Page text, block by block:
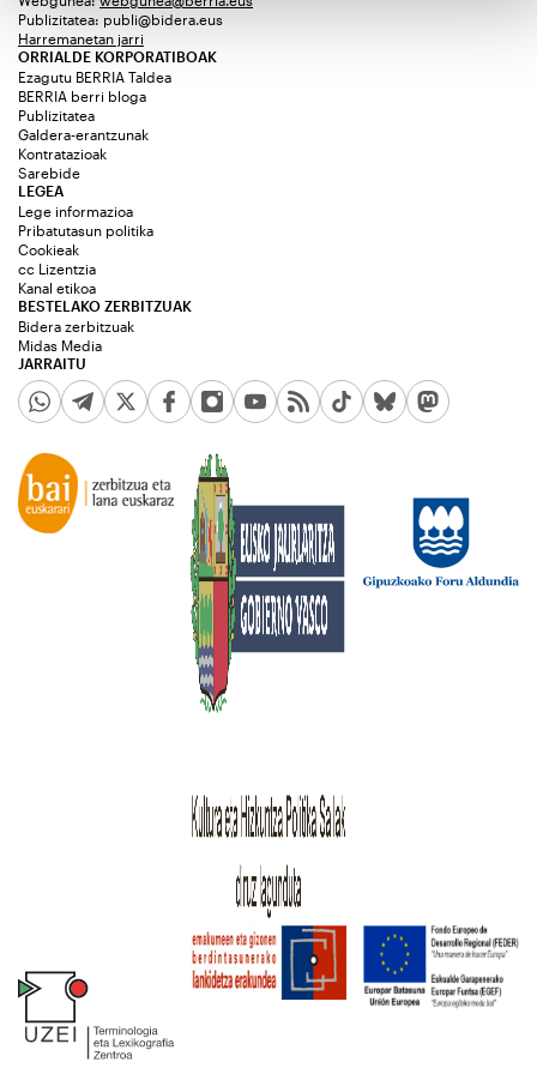
Publizitatea: publi@bidera.eus
Harremanetan jarri
ORRIALDE KORPORATIBOAK
Ezagutu BERRIA Taldea
BERRIA berri bloga
Publizitatea
Galdera-erantzunak
Kontratazioak
Sarebide
JARRAITU
LEGEA
Lege informazioa
Pribatutasun politika
Cookieak
cc Lizentzia
Kanal etikoa
BESTELAKO ZERBITZUAK
Bidera zerbitzuak
Midas Media